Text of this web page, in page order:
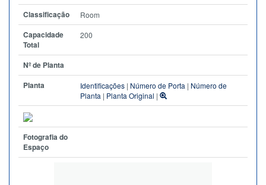
Classificação Room
Capacidade
Total
200
Nº de Planta
Planta
Identificações | Número de Porta | Número de
Planta | Planta Original |
Fotografia do
Espaço